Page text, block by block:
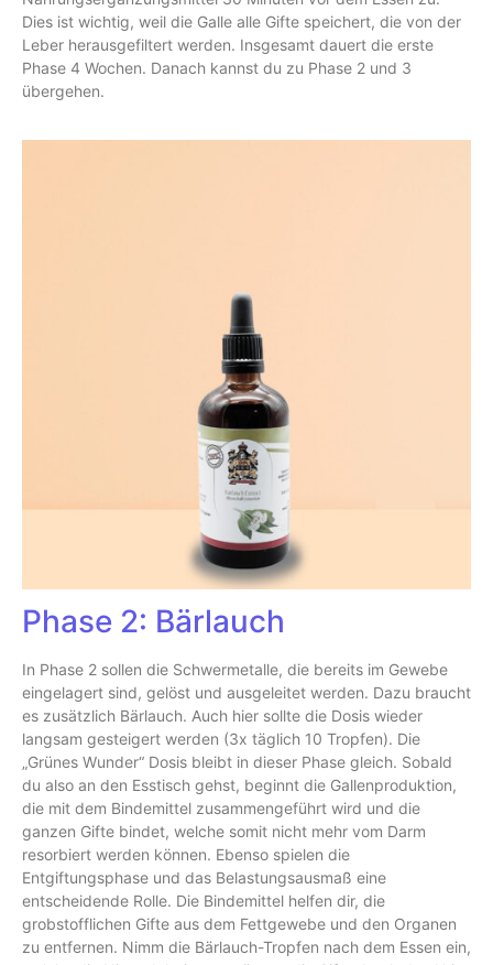
Dies ist wichtig, weil die Galle alle Gifte speichert, die von der
Leber herausgefiltert werden. Insgesamt dauert die erste
Phase 4 Wochen. Danach kannst du zu Phase 2 und 3
übergehen.
Phase 2: Bärlauch
In Phase 2 sollen die Schwermetalle, die bereits im Gewebe
eingelagert sind, gelöst und ausgeleitet werden. Dazu braucht
es zusätzlich Bärlauch. Auch hier sollte die Dosis wieder
langsam gesteigert werden (3x täglich 10 Tropfen). Die
„Grünes Wunder“ Dosis bleibt in dieser Phase gleich. Sobald
du also an den Esstisch gehst, beginnt die Gallenproduktion,
die mit dem Bindemittel zusammengeführt wird und die
ganzen Gifte bindet, welche somit nicht mehr vom Darm
resorbiert werden können. Ebenso spielen die
Entgiftungsphase und das Belastungsausmaß eine
entscheidende Rolle. Die Bindemittel helfen dir, die
grobstofflichen Gifte aus dem Fettgewebe und den Organen
zu entfernen. Nimm die Bärlauch-Tropfen nach dem Essen ein,